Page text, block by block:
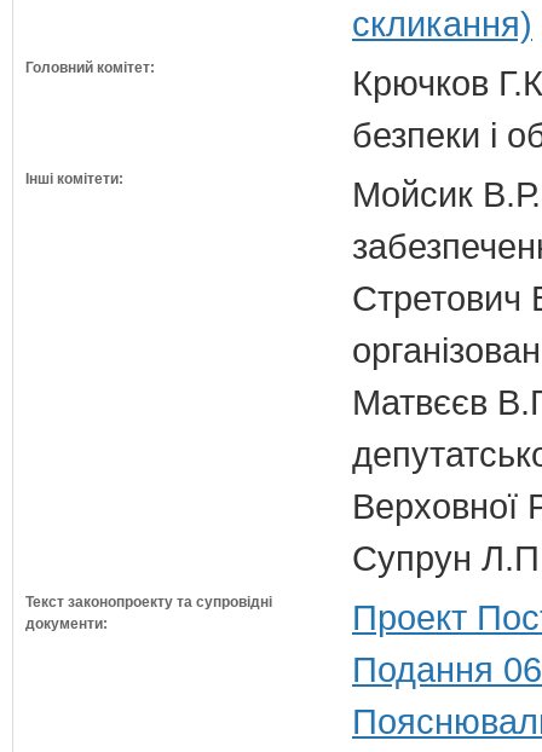
скликання)
Головний комітет:
Крючков
безпеки і
Інші комітети:
Мойсик В.Р.
Стретович
Матвєєв
Верховної
Супрун
Текст законопроекту та супровідні
документи:
Проект
Подання